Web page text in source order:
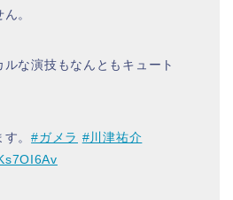
。
な演技もなんともキュート
す。#ガメラ #川津祐介